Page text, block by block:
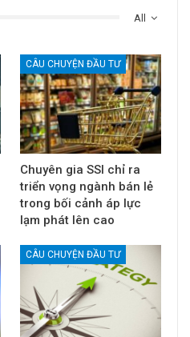
All
CÂU CHUYỆN ĐẦU TƯ
Chuyên gia SSI chỉ ra
triển vọng ngành bán lẻ
trong bối cảnh áp lực
lạm phát lên cao
CÂU CHUYỆN ĐẦU TƯ